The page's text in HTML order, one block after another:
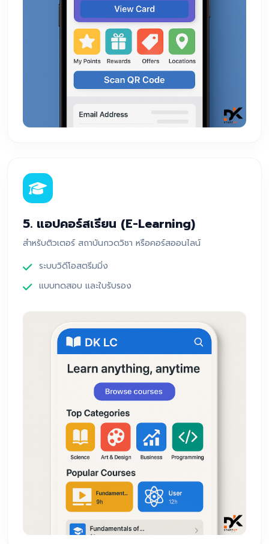
5. แอปคอร์สเรียน (E-Learning)
สำหรับติวเตอร์ สถาบันกวดวิชา หรือคอร์สออนไลน์
ระบบวิดีโอสตรีมมิ่ง
แบบทดสอบ และใบรับรอง